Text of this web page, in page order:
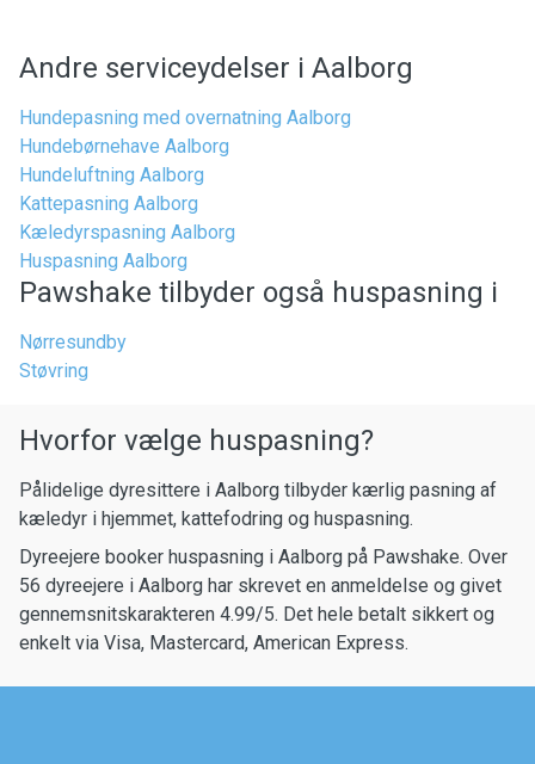
Andre serviceydelser i Aalborg
Hundepasning med overnatning Aalborg
Hundebørnehave Aalborg
Hundeluftning Aalborg
Kattepasning Aalborg
Kæledyrspasning Aalborg
Huspasning Aalborg
Pawshake tilbyder også huspasning i
Nørresundby
Støvring
Hvorfor vælge huspasning?
Pålidelige dyresittere i Aalborg tilbyder kærlig pasning af
kæledyr i hjemmet, kattefodring og huspasning.
Dyreejere booker huspasning i Aalborg på Pawshake. Over
56 dyreejere i Aalborg har skrevet en anmeldelse og givet
gennemsnitskarakteren 4.99/5. Det hele betalt sikkert og
enkelt via Visa, Mastercard, American Express.